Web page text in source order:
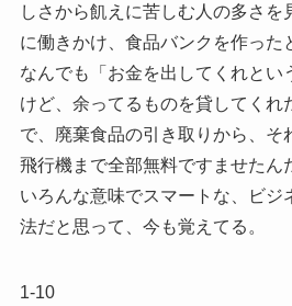
しさから飢えに苦しむ人の多さを
に働きかけ、食品バンクを作った
なんでも「お金を出してくれとい
けど、余ってるものを貸してくれ
で、廃棄食品の引き取りから、そ
飛行機まで全部無料ですませたん
いろんな意味でスマートな、ビジ
法だと思って、今も覚えてる。
1-10